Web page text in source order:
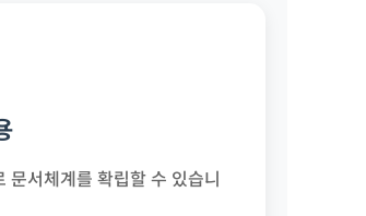
서체계를 확립할 수 있습니